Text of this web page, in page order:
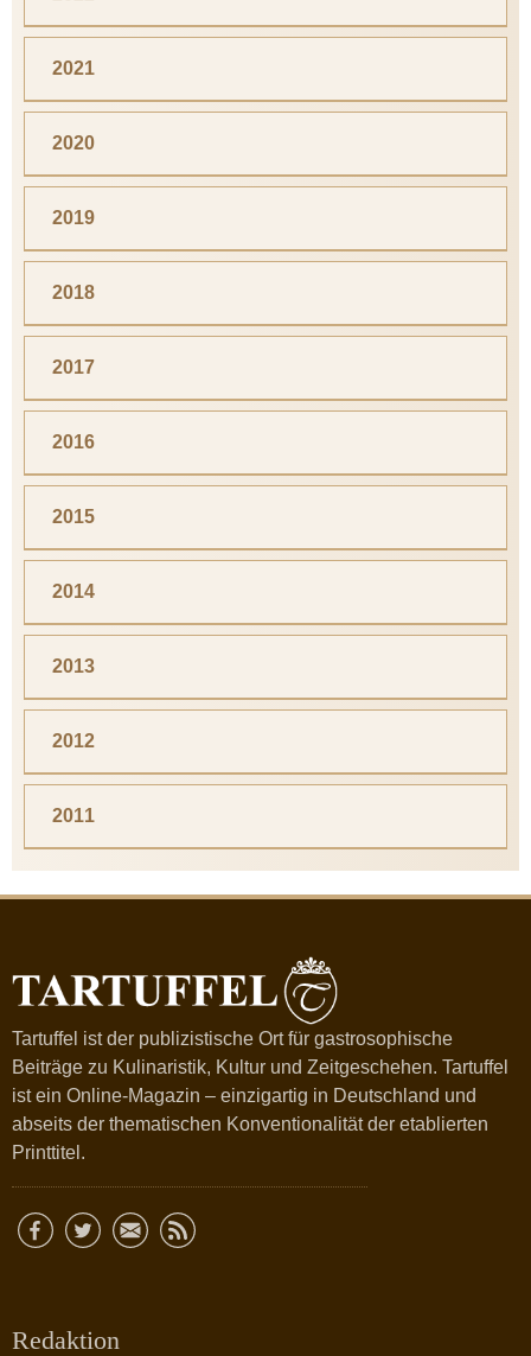
2021
2020
2019
2018
2017
2016
2015
2014
2013
2012
2011
Tartuffel ist der publizistische Ort für gastrosophische
Beiträge zu Kulinaristik, Kultur und Zeitgeschehen. Tartuffel
ist ein Online-Magazin – einzigartig in Deutschland und
abseits der thematischen Konventionalität der etablierten
Printtitel.
Redaktion